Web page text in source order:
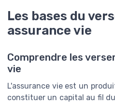
Les bases du
assurance vie
Comprendre les
vie
L'assurance vie est un
constituer un capital au fil